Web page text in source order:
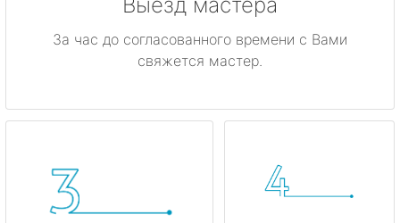
Выезд мастера
За час до согласованного времени с Вами
свяжется мастер.